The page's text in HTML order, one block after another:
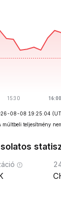
08-08 19:25:04
teljesítmény